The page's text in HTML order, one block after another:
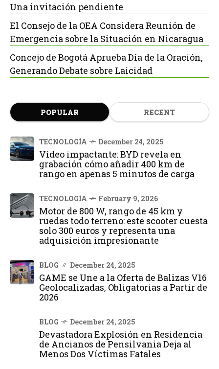
Una invitación pendiente
El Consejo de la OEA Considera Reunión de
Emergencia sobre la Situación en Nicaragua
Concejo de Bogotá Aprueba Día de la Oración,
Generando Debate sobre Laicidad
POPULAR RECENT
TECNOLOGÍA December 24, 2025
Vídeo impactante: BYD revela en
grabación cómo añadir 400 km de
rango en apenas 5 minutos de carga
TECNOLOGÍA February 9, 2026
Motor de 800 W, rango de 45 km y
ruedas todo terreno: este scooter cuesta
solo 300 euros y representa una
adquisición impresionante
BLOG December 24, 2025
GAME se Une a la Oferta de Balizas V16
Geolocalizadas, Obligatorias a Partir de
2026
BLOG December 24, 2025
Devastadora Explosión en Residencia
de Ancianos de Pensilvania Deja al
Menos Dos Víctimas Fatales